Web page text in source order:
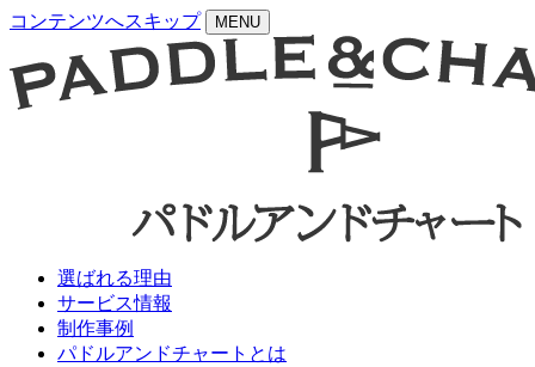
コンテンツへスキップ MENU
選ばれる理由
サービス情報
制作事例
パドルアンドチャートとは